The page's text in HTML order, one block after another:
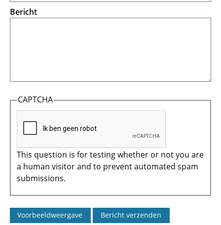
Bericht
CAPTCHA
This question is for testing whether or not you are
a human visitor and to prevent automated spam
submissions.